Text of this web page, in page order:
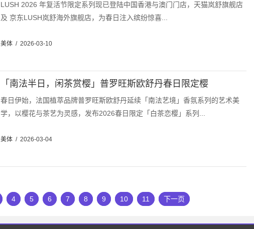
LUSH 2026 年复活节限定系列现已登陆中国香港与澳门门店，天猫岚舒旗舰店
及 京东LUSH岚舒海外旗舰店，为春日注入缤纷惊喜...
美体 / 2026-03-10
「南法半日，闲茶赏樱」普罗旺斯欧舒丹春日限定樱
春日伊始，法国植萃品牌普罗旺斯欧舒丹延续「南法艺境」香氛系列的艺术美
学，以樱花与茶艺为灵感，发布2026春日限定「白茶恋樱」系列...
美体 / 2026-03-04
4 5 6 7 8 9 10 11 下一页